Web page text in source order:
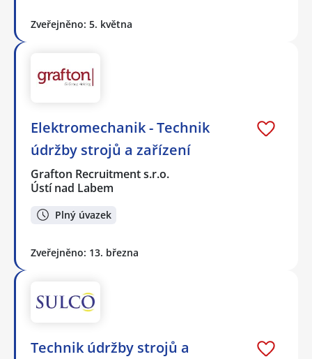
Zveřejněno: 5. května
Elektromechanik - Technik
údržby strojů a zařízení
Grafton Recruitment s.r.o.
Ústí nad Labem
Plný úvazek
Zveřejněno: 13. března
Technik údržby strojů a